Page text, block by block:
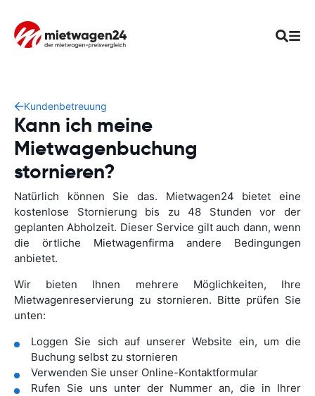
Kundenbetreuung
Kann ich meine
Mietwagenbuchung
stornieren?
Natürlich können Sie das. Mietwagen24 bietet eine
kostenlose Stornierung bis zu 48 Stunden vor der
geplanten Abholzeit. Dieser Service gilt auch dann, wenn
die örtliche Mietwagenfirma andere Bedingungen
anbietet.
Wir bieten Ihnen mehrere Möglichkeiten, Ihre
Mietwagenreservierung zu stornieren. Bitte prüfen Sie
unten:
Loggen Sie sich auf unserer Website ein, um die
Buchung selbst zu stornieren
Verwenden Sie unser Online-Kontaktformular
Rufen Sie uns unter der Nummer an, die in Ihrer